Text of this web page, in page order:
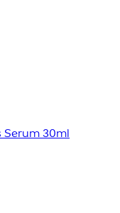
Serum 30ml